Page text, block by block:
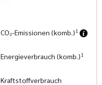
CO₂-Emissionen (komb.)1
Energieverbrauch (komb.)1
Kraftstoffverbrauch